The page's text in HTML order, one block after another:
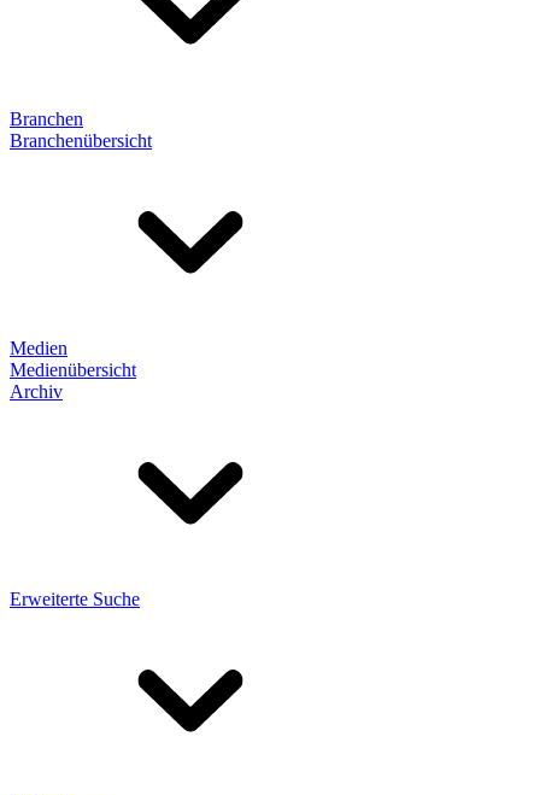
Branchen
Branchenübersicht
Medien
Medienübersicht
Archiv
Erweiterte Suche